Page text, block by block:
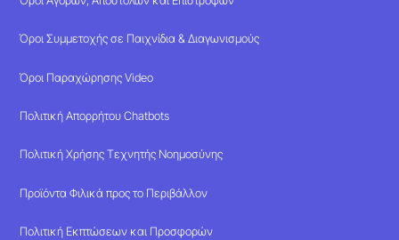
Όροι Συμμετοχής σε Παιχνίδια & Διαγωνισμούς
Όροι Παραχώρησης Video
Πολιτική Απορρήτου Chatbots
Πολιτική Χρήσης Τεχνητής Νοημοσύνης
Προϊόντα Φιλικά προς το Περιβάλλον
Πολιτική Εκπτώσεων και Προσφορών